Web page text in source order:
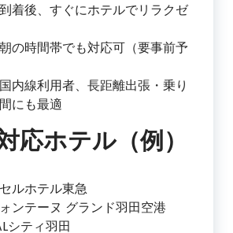
着後、すぐにホテルでリラクゼ
の時間帯でも対応可（要事前予
内線利用者、長距離出張・乗り
にも最適
応ホテル（例）
ルホテル東急
ンテーヌ グランド羽田空港
シティ羽田